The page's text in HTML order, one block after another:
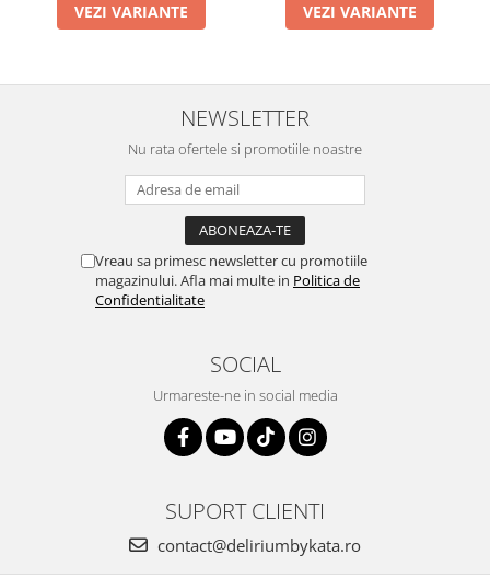
VEZI VARIANTE VEZI VARIANTE
NEWSLETTER
Nu rata ofertele si promotiile noastre
Vreau sa primesc newsletter cu promotiile
magazinului. Afla mai multe in Politica de
Confidentialitate
SOCIAL
Urmareste-ne in social media
SUPORT CLIENTI
contact@deliriumbykata.ro